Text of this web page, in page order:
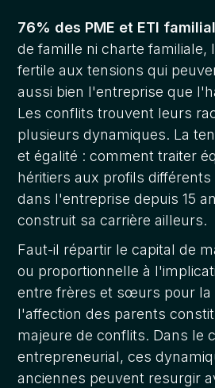
76% des PME et ETI
de famille ni charte familiale,
fertile aux tensions qui
aussi bien l'entreprise que
Les conflits trouvent leurs
plusieurs dynamiques. La
et égalité : comment traiter
héritiers aux profils différents
dans l'entreprise depuis 15
construit sa carrière ailleurs.
Faut-il répartir le capital de
ou proportionnelle à
entre frères et sœurs pour la
l'affection des parents
majeure de conflits. Dans le
entrepreneurial, ces
anciennes peuvent resurgir